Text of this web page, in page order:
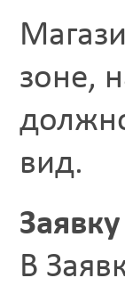
зоне,
вид.
В